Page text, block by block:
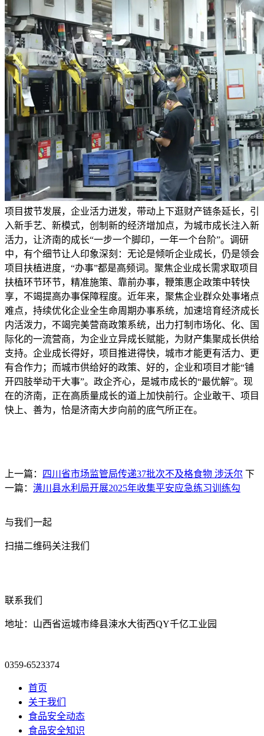
项目拔节发展，企业活力迸发，带动上下逛财产链条延长，引
入新手艺、新模式，创制新的经济增加点，为城市成长注入新
活力，让济南的成长“一步一个脚印，一年一个台阶”。调研
中，有个细节让人印象深刻：无论是倾听企业成长，仍是领会
项目扶植进度，“办事”都是高频词。聚焦企业成长需求取项目
扶植环节环节，精准施策、靠前办事，鞭策惠企政策中转快
享，不竭提高办事保障程度。近年来，聚焦企业群众处事堵点
难点，持续优化企业全生命周期办事系统，加速培育经济成长
内活泼力，不竭完美营商政策系统，出力打制市场化、化、国
际化的一流营商，为企业立异成长赋能，为财产集聚成长供给
支持。企业成长得好，项目推进得快，城市才能更有活力、更
有合作力；而城市供给好的政策、好的，企业和项目才能“铺
开四肢举动干大事”。政企齐心，是城市成长的“最优解”。现
在的济南，正在高质量成长的道上加快前行。企业敢干、项目
快上、善为，恰是济南大步向前的底气所正在。
上一篇： 四川省市场监管局传递37批次不及格食物 涉沃尔 下
一篇： 潢川县水利局开展2025年收集平安应急练习训练勾
与我们一起
扫描二维码关注我们
联系我们
地址：山西省运城市绛县涑水大街西QY千亿工业园
0359-6523374
首页
关于我们
食品安全动态
食品安全知识